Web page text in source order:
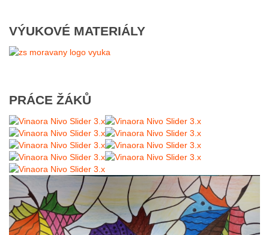
VÝUKOVÉ MATERIÁLY
PRÁCE ŽÁKŮ